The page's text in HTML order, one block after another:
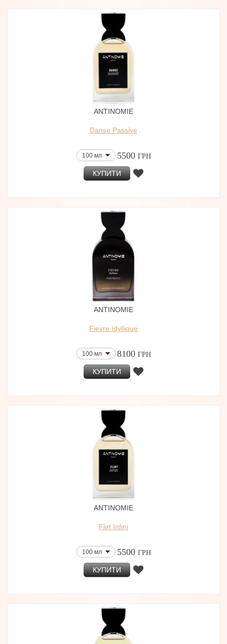
ANTINOMIE
Danse Passive
100 мл 5500 ГРН
КУПИТИ
ANTINOMIE
Fievre Idyllique
100 мл 8100 ГРН
КУПИТИ
ANTINOMIE
Flirt Infini
100 мл 5500 ГРН
КУПИТИ